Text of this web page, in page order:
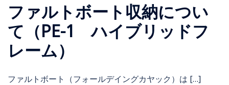
ファルトボート収納につい
て（PE-1 ハイブリッドフ
レーム）
ファルトボート（フォールデイングカヤック）は […]